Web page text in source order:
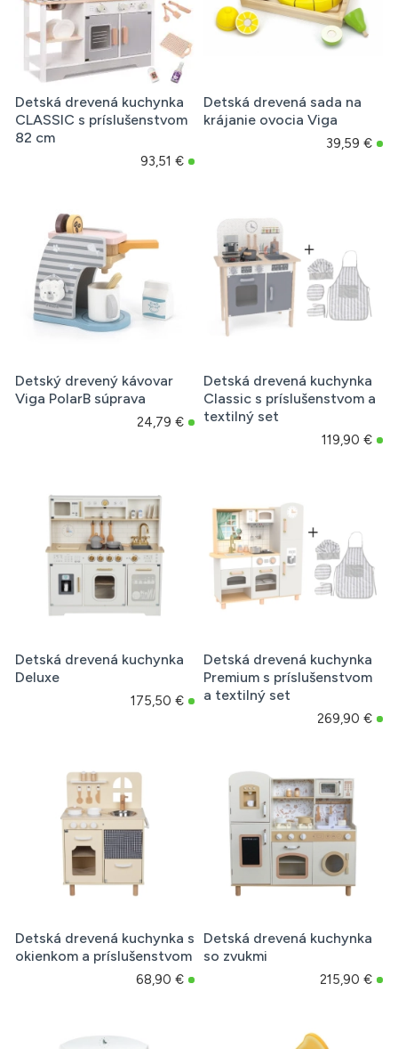
Detská drevená kuchynka
CLASSIC s príslušenstvom
82 cm
93,51 €
Detská drevená sada na
krájanie ovocia Viga
39,59 €
Detský drevený kávovar
Viga PolarB súprava
24,79 €
Detská drevená kuchynka
Classic s príslušenstvom a
textilný set
119,90 €
Detská drevená kuchynka
Deluxe
175,50 €
Detská drevená kuchynka
Premium s príslušenstvom
a textilný set
269,90 €
Detská drevená kuchynka s
okienkom a príslušenstvom
68,90 €
Detská drevená kuchynka
so zvukmi
215,90 €